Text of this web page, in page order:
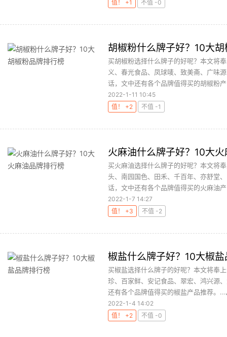
值！ +1
不值 -0
胡椒粉什么牌子好？10大
买胡椒粉选择什么牌子的好呢？本文将
义、春光食品、凤球唛、致美斋、广味
话，文中还有各个品牌值得买的胡椒粉
2022-1-11 10:45
值！ +2
不值 -1
火麻油什么牌子好？10大
买火麻油选择什么牌子的好呢？本文将
头、南园国色、田禾、千百年、亦舒堂
话，文中还有各个品牌值得买的火麻油
2022-1-7 14:27
值！ +3
不值 -2
椒盐什么牌子好？10大椒
买椒盐选择什么牌子的好呢？本文将奉
珍、百家鲜、安记食品、翠宏、鸿兴源
还有各个品牌值得买的椒盐产品推荐。...
2022-1-4 14:02
值！ +2
不值 -0